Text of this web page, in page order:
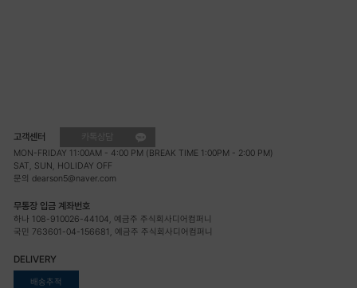
고객센터 카톡상담
MON-FRIDAY 11:00AM - 4:00 PM (BREAK TIME 1:00PM - 2:00 PM)
SAT, SUN, HOLIDAY OFF
문의 dearson5@naver.com
무통장 입금 계좌번호
하나 108-910026-44104, 예금주 주식회사디어컴퍼니
국민 763601-04-156681, 예금주 주식회사디어컴퍼니
DELIVERY
배송추적